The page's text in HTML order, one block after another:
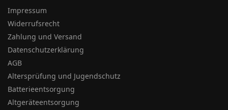
Impressum
Widerrufsrecht
Zahlung und Versand
Datenschutzerklärung
AGB
Altersprüfung und Jugendschutz
Batterieentsorgung
Altgeräteentsorgung